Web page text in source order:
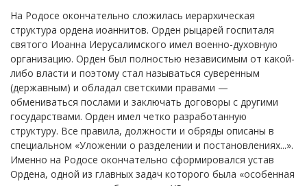
На Родосе окончательно сложилась иерархическая
структура ордена иоаннитов. Орден рыцарей госпиталя
святого Иоанна Иерусалимского имел военно-духовную
организацию. Орден был полностью независимым от какой-
либо власти и поэтому стал называться суверенным
(державным) и обладал светскими правами —
обмениваться послами и заключать договоры с другими
государствами. Орден имел четко разработанную
структуру. Все правила, должности и обряды описаны в
специальном «Уложении о разделении и постановлениях...».
Именно на Родосе окончательно сформировался устав
Ордена, одной из главных задач которого была «особенная